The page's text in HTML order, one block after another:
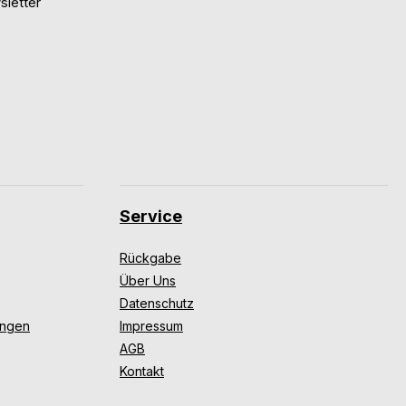
Service
Rückgabe
Über Uns
Datenschutz
Impressum
AGB
Kontakt